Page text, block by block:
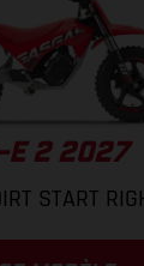
E 2 2027
START